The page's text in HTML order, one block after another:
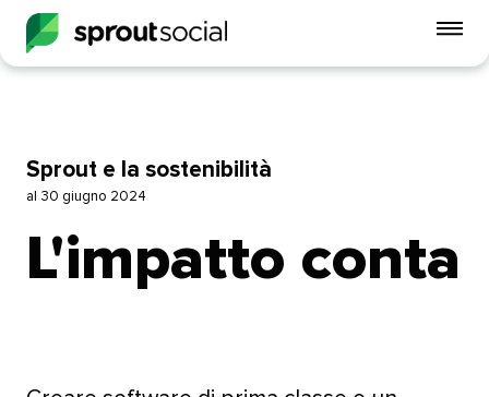
Sprout e la sostenibilità​​
al 30 giugno 2024​​
L'impatto conta​​